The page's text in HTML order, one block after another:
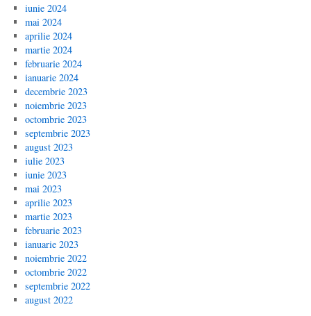
iunie 2024
mai 2024
aprilie 2024
martie 2024
februarie 2024
ianuarie 2024
decembrie 2023
noiembrie 2023
octombrie 2023
septembrie 2023
august 2023
iulie 2023
iunie 2023
mai 2023
aprilie 2023
martie 2023
februarie 2023
ianuarie 2023
noiembrie 2022
octombrie 2022
septembrie 2022
august 2022